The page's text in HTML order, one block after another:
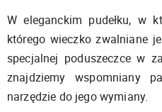
W eleganckim pudełku, w
którego wieczko zwalniane
specjalnej poduszeczce w
znajdziemy wspomniany
narzędzie do jego wymiany.